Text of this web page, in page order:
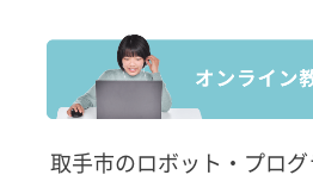
取手市のロボット・プロ